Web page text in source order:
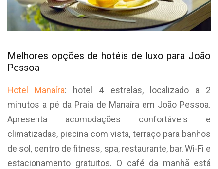
Melhores opções de hotéis de luxo para João
Pessoa
Hotel Manaíra: hotel 4 estrelas, localizado a 2
minutos a pé da Praia de Manaíra em João Pessoa.
Apresenta acomodações confortáveis e
climatizadas, piscina com vista, terraço para banhos
de sol, centro de fitness, spa, restaurante, bar, Wi-Fi e
estacionamento gratuitos. O café da manhã está